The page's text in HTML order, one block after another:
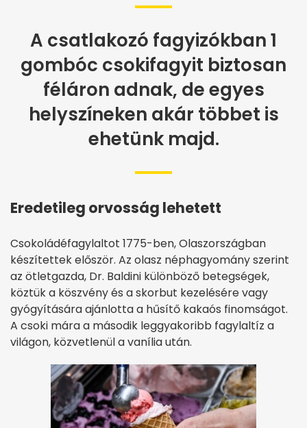
A csatlakozó fagyizókban 1
gombóc csokifagyit biztosan
féláron adnak, de egyes
helyszíneken akár többet is
ehetünk majd.
Eredetileg orvosság lehetett
Csokoládéfagylaltot 1775-ben, Olaszországban
készítettek először. Az olasz néphagyomány szerint
az ötletgazda, Dr. Baldini különböző betegségek,
köztük a köszvény és a skorbut kezelésére vagy
gyógyítására ajánlotta a hűsítő kakaós finomságot.
A csoki mára a második leggyakoribb fagylaltíz a
világon, közvetlenül a vanília után.